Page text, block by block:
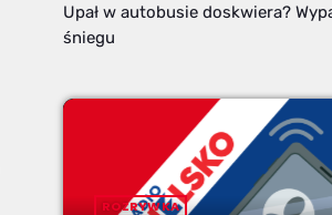
Upał w autobusie doskwiera?
śniegu
ROZRYWKA